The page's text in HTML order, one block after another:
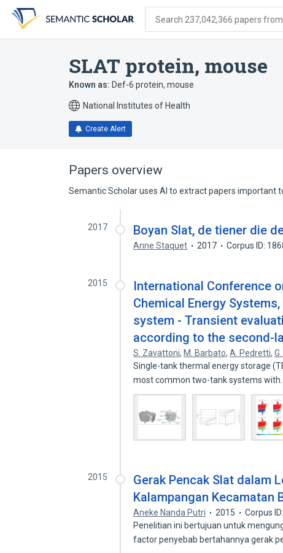
search
form
content
account
menu
Search 237,042,366 papers
SLAT protein, mouse
Known as: Def-6 protein, mouse
National Institutes of Health
Create Alert
Papers overview
Semantic Scholar uses AI to extract papers important
2017 Boyan Slat, de tiener die
Anne Staquet 2017 Corpus ID:
2015
International Conference
Chemical Energy
system - Transient
according to the second-
S. Zavattoni, M. Barbato,A. Pedretti,
Single-tank thermal energy storage
most common two-tank systems with…
2015
Gerak Pencak Slat dalam
Kalampangan Kecamatan
Aneke Nanda Putri 2015
Corpus
Penelitian ini bertujuan untuk
factor penyebab bertahannya gerak